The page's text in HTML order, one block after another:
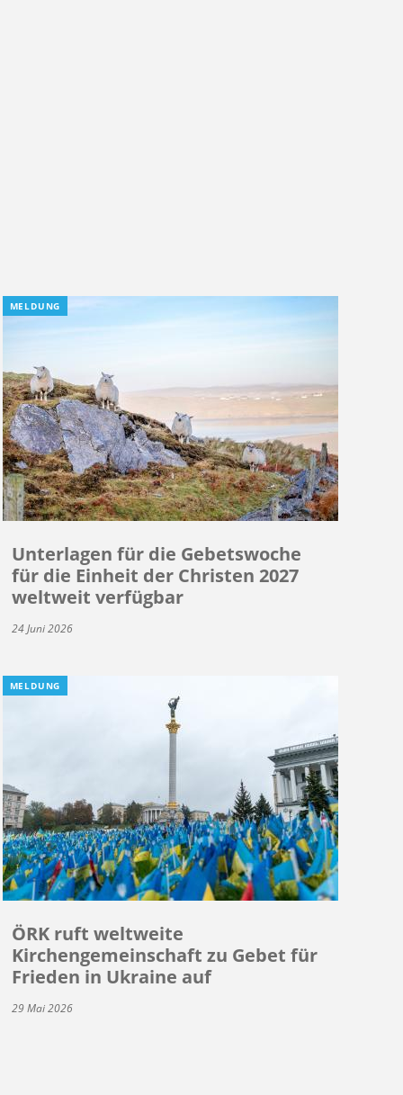
MELDUNG
Unterlagen für die Gebetswoche
für die Einheit der Christen 2027
weltweit verfügbar
24 Juni 2026
MELDUNG
ÖRK ruft weltweite
Kirchengemeinschaft zu Gebet für
Frieden in Ukraine auf
29 Mai 2026